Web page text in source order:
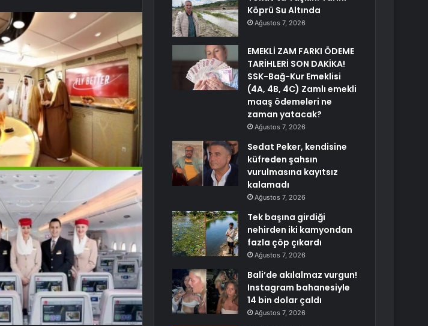
Köprü Su Altında
Ağustos 7, 2026
EMEKLİ ZAM FARKI ÖDEME
TARİHLERİ SON DAKİKA!
SSK-Bağ-Kur Emeklisi
(4A, 4B, 4C) Zamlı emekli
maaş ödemeleri ne
zaman yatacak?
Ağustos 7, 2026
Sedat Peker, kendisine
küfreden şahsın
vurulmasına kayıtsız
kalamadı
Ağustos 7, 2026
Tek başına girdiği
nehirden iki kamyondan
fazla çöp çıkardı
Ağustos 7, 2026
Bali’de akılalmaz vurgun!
Instagram bahanesiyle
14 bin dolar çaldı
Ağustos 7, 2026